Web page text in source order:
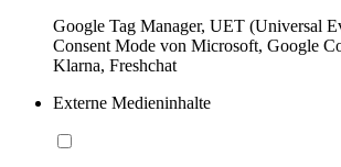
Google Tag Manager, UET (Universal
Consent Mode von Microsoft, Google
Klarna, Freshchat
Externe Medieninhalte